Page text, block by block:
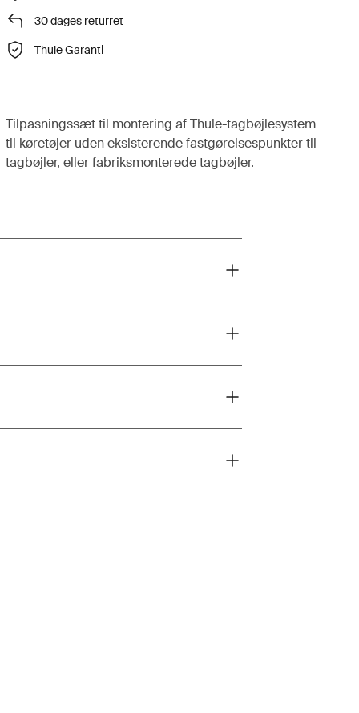
30 dages returret
Thule Garanti
Tilpasningssæt til montering af Thule-tagbøjlesystem
til køretøjer uden eksisterende fastgørelsespunkter til
tagbøjler, eller fabriksmonterede tagbøjler.